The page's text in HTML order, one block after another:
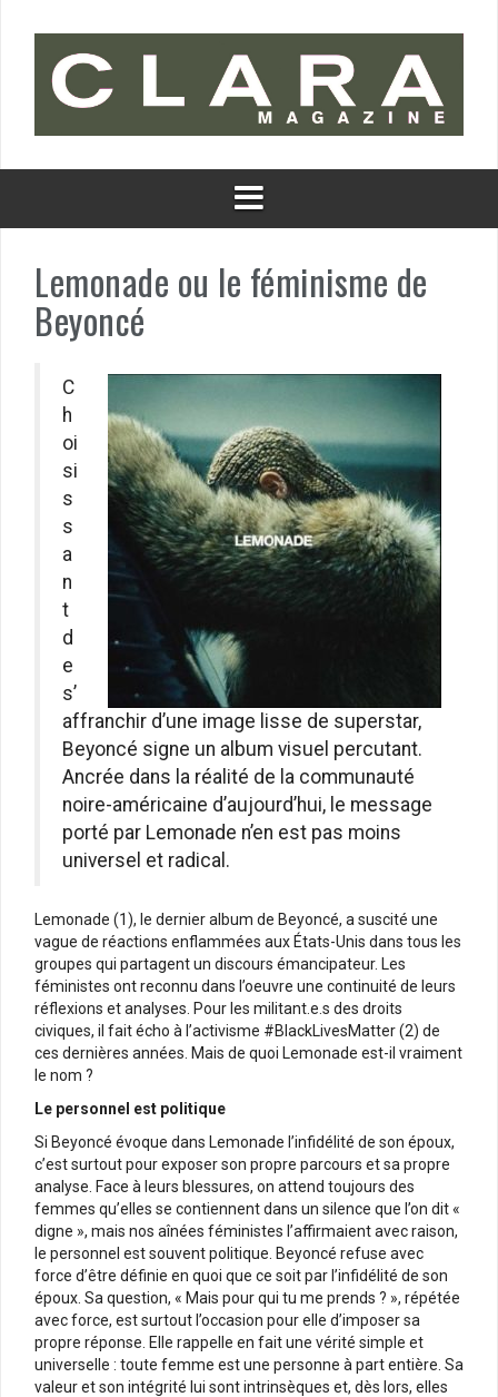
Lemonade ou le féminisme de
Beyoncé
C
h
oi
si
s
s
a
n
t
d
e
s’
affranchir d’une image lisse de superstar,
Beyoncé signe un album visuel percutant.
Ancrée dans la réalité de la communauté
noire-américaine d’aujourd’hui, le message
porté par Lemonade n’en est pas moins
universel et radical.
Lemonade (1), le dernier album de Beyoncé, a suscité une
vague de réactions enflammées aux États-Unis dans tous les
groupes qui partagent un discours émancipateur. Les
féministes ont reconnu dans l’oeuvre une continuité de leurs
réflexions et analyses. Pour les militant.e.s des droits
civiques, il fait écho à l’activisme #BlackLivesMatter (2) de
ces dernières années. Mais de quoi Lemonade est-il vraiment
le nom ?
Le personnel est politique
Si Beyoncé évoque dans Lemonade l’infidélité de son époux,
c’est surtout pour exposer son propre parcours et sa propre
analyse. Face à leurs blessures, on attend toujours des
femmes qu’elles se contiennent dans un silence que l’on dit «
digne », mais nos aînées féministes l’affirmaient avec raison,
le personnel est souvent politique. Beyoncé refuse avec
force d’être définie en quoi que ce soit par l’infidélité de son
époux. Sa question, « Mais pour qui tu me prends ? », répétée
avec force, est surtout l’occasion pour elle d’imposer sa
propre réponse. Elle rappelle en fait une vérité simple et
universelle : toute femme est une personne à part entière. Sa
valeur et son intégrité lui sont intrinsèques et, dès lors, elles